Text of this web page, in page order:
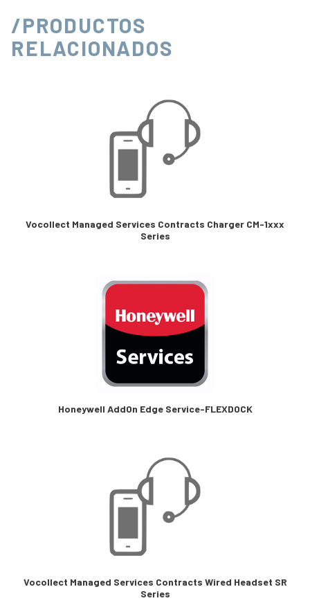
/PRODUCTOS
RELACIONADOS
Vocollect Managed Services Contracts Charger CM-1xxx
Series
Honeywell AddOn Edge Service-FLEXDOCK
Vocollect Managed Services Contracts Wired Headset SR
Series